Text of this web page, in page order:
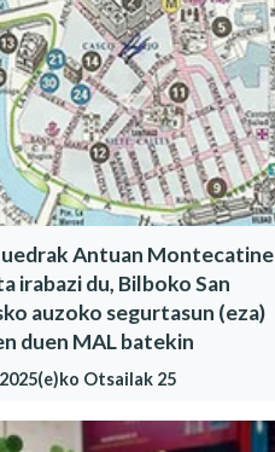
Antuan Montecatine
irabazi du, Bilboko San
auzoko segurtasun (eza)
duen MAL batekin
2025(e)ko Otsailak 25